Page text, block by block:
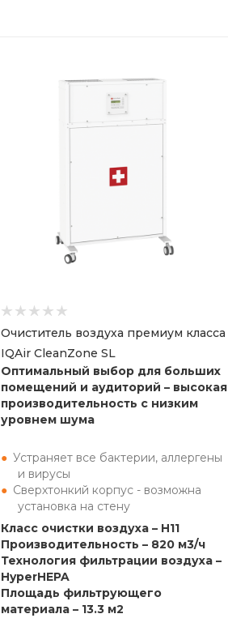
Очиститель воздуха премиум класса
IQAir CleanZone SL
Оптимальный выбор для больших
помещений и аудиторий – высокая
производительность с низким
уровнем шума
Устраняет все бактерии, аллергены
и вирусы
Сверхтонкий корпус - возможна
установка на стену
Класс очистки воздуха – H11
Производительность – 820 м3/ч
Технология фильтрации воздуха –
HyperHEPA
Площадь фильтрующего
материала – 13.3 м2